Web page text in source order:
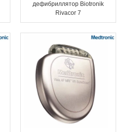
дефибриллятор Biotronik
Rivacor 7